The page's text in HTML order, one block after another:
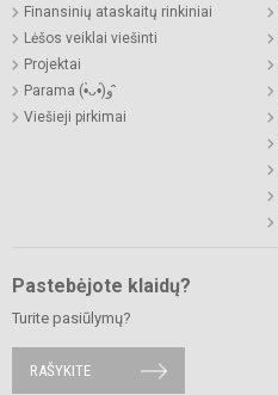
Finansinių ataskaitų rinkiniai
Lėšos veiklai viešinti
Projektai
Parama (•̀ᴗ•́)و ̑̑
Viešieji pirkimai
Pastebėjote klaidų?
Turite pasiūlymų?
RAŠYKITE